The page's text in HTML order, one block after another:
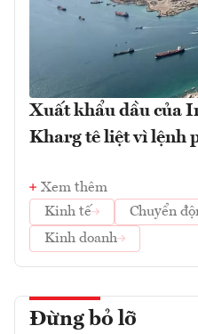
Xuất khẩu dầu của
Kharg tê liệt vì lệnh
Xem thêm
Kinh tế
Chuyển
Kinh doanh
Đừng bỏ lỡ